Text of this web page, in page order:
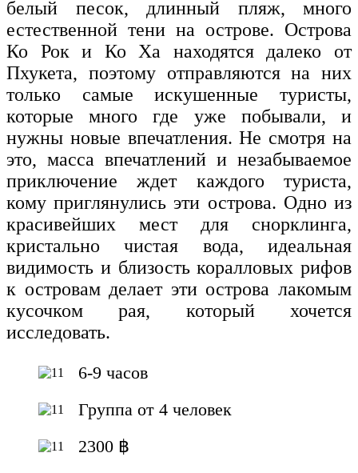
белый песок, длинный пляж, много
естественной тени на острове. Острова
Ко Рок и Ко Ха находятся далеко от
Пхукета, поэтому отправляются на них
только самые искушенные туристы,
которые много где уже побывали, и
нужны новые впечатления. Не смотря на
это, масса впечатлений и незабываемое
приключение ждет каждого туриста,
кому приглянулись эти острова. Одно из
красивейших мест для снорклинга,
кристально чистая вода, идеальная
видимость и близость коралловых рифов
к островам делает эти острова лакомым
кусочком рая, который хочется
исследовать.
6-9 часов
Группа от 4 человек
2300 ฿